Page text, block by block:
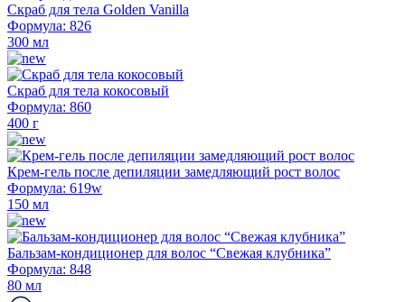
Скраб для тела Golden Vanilla
Формула: 826
300 мл
Скраб для тела кокосовый
Формула: 860
400 г
Крем-гель после депиляции замедляющий рост волос
Формула: 619w
150 мл
Бальзам-кондиционер для волос “Свежая клубника”
Формула: 848
80 мл